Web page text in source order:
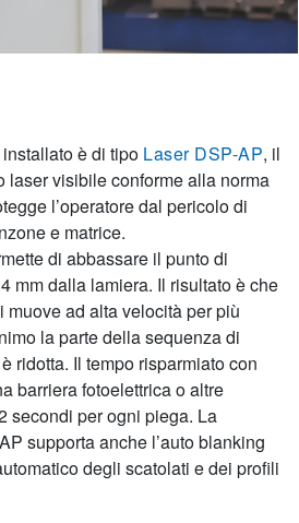
è di tipo Laser DSP-AP, il
laser visibile conforme alla norma
l’operatore dal pericolo di
e matrice.
di abbassare il punto di
mm dalla lamiera. Il risultato è che
muove ad alta velocità per più
la parte della sequenza di
ridotta. Il tempo risparmiato con
barriera fotoelettrica o altre
secondi per ogni piega. La
supporta anche l’auto blanking
degli scatolati e dei profili